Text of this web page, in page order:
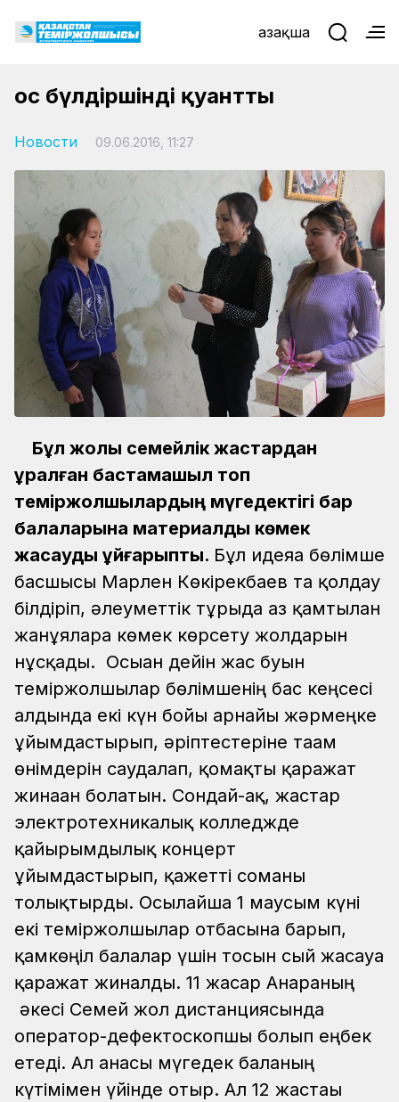
Қазақша
Қос бүлдіршінді қуантты
Новости 09.06.2016, 11:27
Бұл жолы семейлік жастардан
құралған бастамашыл топ
теміржолшылардың мүгедектігі бар
балаларына материалдық көмек
жасауды ұйғарыпты. Бұл идеяға бөлімше
басшысы Марлен Көкірекбаев та қолдау
білдіріп, әлеуметтік тұрғыда аз қамтылған
жанұяларға көмек көрсету жолдарын
нұсқады. Осыған дейін жас буын
теміржолшылар бөлімшенің бас кеңсесі
алдында екі күн бойы арнайы жәрмеңке
ұйымдастырып, әріптестеріне тағам
өнімдерін саудалап, қомақты қаражат
жинаған болатын. Сондай-ақ, жастар
электротехникалық колледжде
қайырымдылық концерт
ұйымдастырып, қажетті соманы
толықтырды. Осылайша 1 маусым күні
екі теміржолшылар отбасына барып,
қамкөңіл балалар үшін тосын сый жасауға
қаражат жиналды. 11 жасар Анараның
әкесі Семей жол дистанциясында
оператор-дефектоскопшы болып еңбек
етеді. Ал анасы мүгедек баланың
күтімімен үйінде отыр. Ал 12 жастағы